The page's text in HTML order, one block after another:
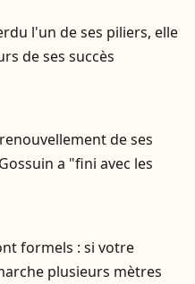
l'un de ses piliers, elle
de ses succès
de ses
a "fini avec les
formels : si votre
plusieurs mètres